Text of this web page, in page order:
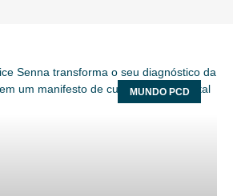
MUNDO PCD